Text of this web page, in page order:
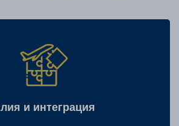
и интеграция